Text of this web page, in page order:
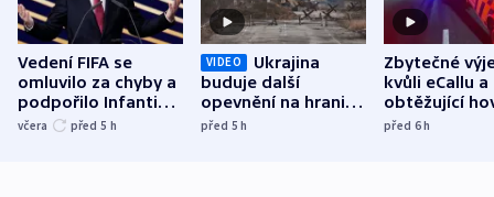
Vedení FIFA se
omluvilo za chyby a
podpořilo Infantina.
UEFA trvá na
včera před 5 h
VIDEO
Ukrajina
buduje další
opevnění na hranici
s Běloruskem
před 5h
Zbytečné
kvůli eCallu a
obtěžující
zdržují
před 6h